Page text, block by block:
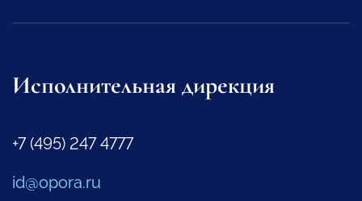
Исполнительная дирекция
+7 (495) 247 4777
id@opora.ru